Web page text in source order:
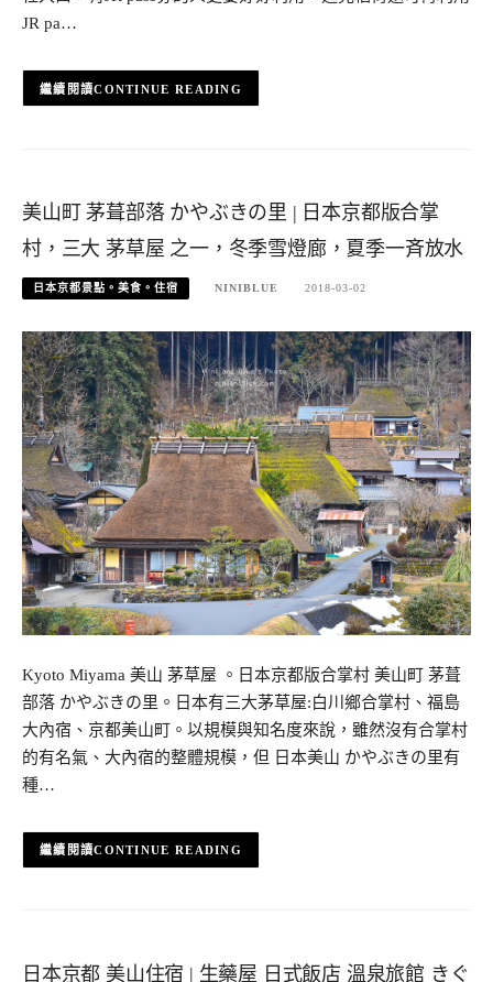
JR pa…
CONTINUE READING
美山町 茅葺部落 かやぶきの里 | 日本京都版合掌
村，三大 茅草屋 之一，冬季雪燈廊，夏季一斉放水
日本京都景點。美食。住宿 NINIBLUE 2018-03-02
Kyoto Miyama 美山 茅草屋 。日本京都版合掌村 美山町 茅葺
部落 かやぶきの里。日本有三大茅草屋:白川鄉合掌村、福島
大內宿、京都美山町。以規模與知名度來說，雖然沒有合掌村
的有名氣、大內宿的整體規模，但 日本美山 かやぶきの里有
種…
CONTINUE READING
日本京都 美山住宿 | 生藥屋 日式飯店 溫泉旅館 きぐ